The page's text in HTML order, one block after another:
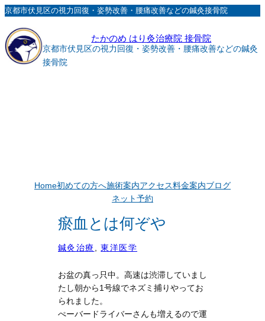
内
を
ス
キ
京都市伏見区の視力回復・姿勢改善・腰痛改善などの鍼灸接骨院
たかのめ はり灸治療院 接骨院
京都市伏見区の視力回復・姿勢改善・腰痛改善などの鍼灸
接骨院
Home初めての方へ施術案内アクセス料金案内ブログ
ネット予約
瘀血とは何ぞや
鍼灸治療 , 東洋医学
お盆の真っ只中。高速は渋滞していまし
たし朝から1号線でネズミ捕りやってお
られました。
ぺーバードライバーさんも増えるので運